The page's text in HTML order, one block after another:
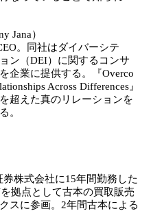
Jana）
。同社はダイバーシテ
ン（DEI）に関するコンサ
企業に提供する。『Overco
Across Differences』
超えた真のリレーションを
。
株式会社に15年間勤務した
拠点として古本の買取販売
スに参画。2年間古本による